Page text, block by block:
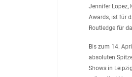
Jennifer Lopez,
Awards, ist für
Routledge für
Bis zum 14.
absoluten
Shows in